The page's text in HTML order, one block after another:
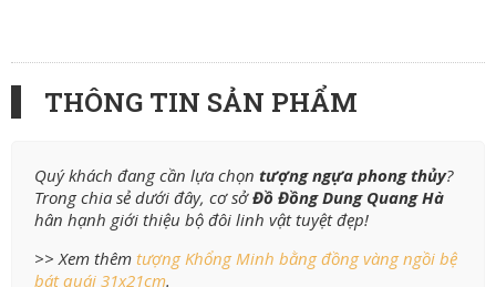
THÔNG TIN SẢN PHẨM
Quý khách đang cần lựa chọn tượng ngựa phong thủy?
Trong chia sẻ dưới đây, cơ sởĐồ Đồng Dung Quang Hà
hân hạnh giới thiệu bộ đôi linh vật tuyệt đẹp!
>> Xem thêm tượng Khổng Minh bằng đồng vàng ngồi bệ
bát quái 31x21cm.